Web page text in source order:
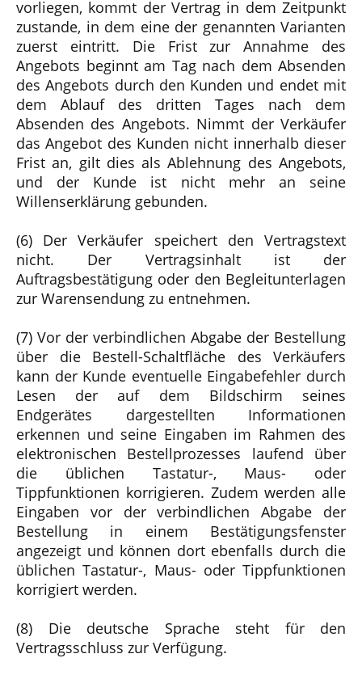
vorliegen, kommt der Vertrag in dem Zeitpunkt
zustande, in dem eine der genannten Varianten
zuerst eintritt. Die Frist zur Annahme des
Angebots beginnt am Tag nach dem Absenden
des Angebots durch den Kunden und endet mit
dem Ablauf des dritten Tages nach dem
Absenden des Angebots. Nimmt der Verkäufer
das Angebot des Kunden nicht innerhalb dieser
Frist an, gilt dies als Ablehnung des Angebots,
und der Kunde ist nicht mehr an seine
Willenserklärung gebunden.
(6) Der Verkäufer speichert den Vertragstext
nicht. Der Vertragsinhalt ist der
Auftragsbestätigung oder den Begleitunterlagen
zur Warensendung zu entnehmen.
(7) Vor der verbindlichen Abgabe der Bestellung
über die Bestell-Schaltfläche des Verkäufers
kann der Kunde eventuelle Eingabefehler durch
Lesen der auf dem Bildschirm seines
Endgerätes dargestellten Informationen
erkennen und seine Eingaben im Rahmen des
elektronischen Bestellprozesses laufend über
die üblichen Tastatur-, Maus- oder
Tippfunktionen korrigieren. Zudem werden alle
Eingaben vor der verbindlichen Abgabe der
Bestellung in einem Bestätigungsfenster
angezeigt und können dort ebenfalls durch die
üblichen Tastatur-, Maus- oder Tippfunktionen
korrigiert werden.
(8) Die deutsche Sprache steht für den
Vertragsschluss zur Verfügung.